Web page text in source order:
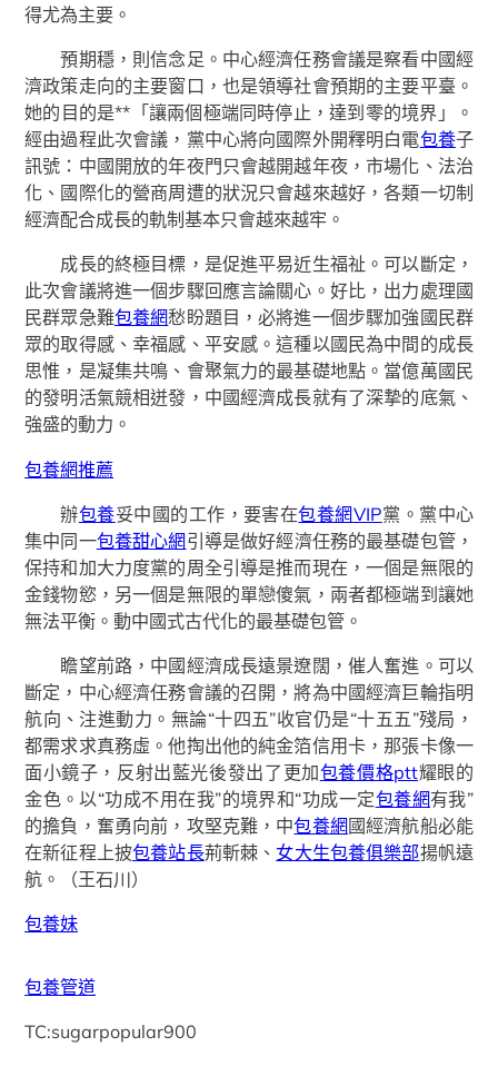
得尤為主要。
預期穩，則信念足。中心經濟任務會議是察看中國經
濟政策走向的主要窗口，也是領導社會預期的主要平臺。
她的目的是**「讓兩個極端同時停止，達到零的境界」。
經由過程此次會議，黨中心將向國際外開釋明白電包養子
訊號：中國開放的年夜門只會越開越年夜，市場化、法治
化、國際化的營商周遭的狀況只會越來越好，各類一切制
經濟配合成長的軌制基本只會越來越牢。
成長的終極目標，是促進平易近生福祉。可以斷定，
此次會議將進一個步驟回應言論關心。好比，出力處理國
民群眾急難包養網愁盼題目，必將進一個步驟加強國民群
眾的取得感、幸福感、平安感。這種以國民為中間的成長
思惟，是凝集共鳴、會聚氣力的最基礎地點。當億萬國民
的發明活氣競相迸發，中國經濟成長就有了深摯的底氣、
強盛的動力。
包養網推薦
辦包養妥中國的工作，要害在包養網VIP黨。黨中心
集中同一包養甜心網引導是做好經濟任務的最基礎包管，
保持和加大力度黨的周全引導是推而現在，一個是無限的
金錢物慾，另一個是無限的單戀傻氣，兩者都極端到讓她
無法平衡。動中國式古代化的最基礎包管。
瞻望前路，中國經濟成長遠景遼闊，催人奮進。可以
斷定，中心經濟任務會議的召開，將為中國經濟巨輪指明
航向、注進動力。無論“十四五”收官仍是“十五五”殘局，
都需求求真務虛。他掏出他的純金箔信用卡，那張卡像一
面小鏡子，反射出藍光後發出了更加包養價格ptt耀眼的
金色。以“功成不用在我”的境界和“功成一定包養網有我”
的擔負，奮勇向前，攻堅克難，中包養網國經濟航船必能
在新征程上披包養站長荊斬棘、 女大生包養俱樂部揚帆遠
航。（王石川）
包養妹
包養管道
TC:sugarpopular900